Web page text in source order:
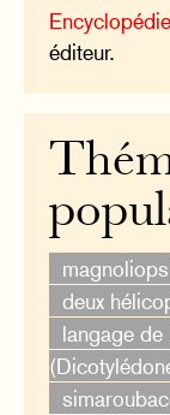
Encyclopédie
éditeur.
deux
langage de